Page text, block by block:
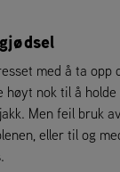
med å ta
høyt nok til å
Men feil bruk
eller til og